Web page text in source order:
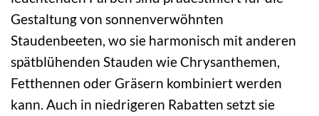
Gestaltung von sonnenverwöhnten
Staudenbeeten, wo sie harmonisch mit anderen
spätblühenden Stauden wie Chrysanthemen,
Fetthennen oder Gräsern kombiniert werden
kann. Auch in niedrigeren Rabatten setzt sie